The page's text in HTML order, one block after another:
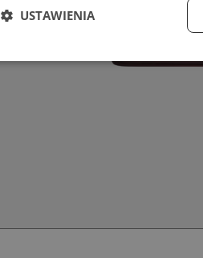
USTAWIENIA